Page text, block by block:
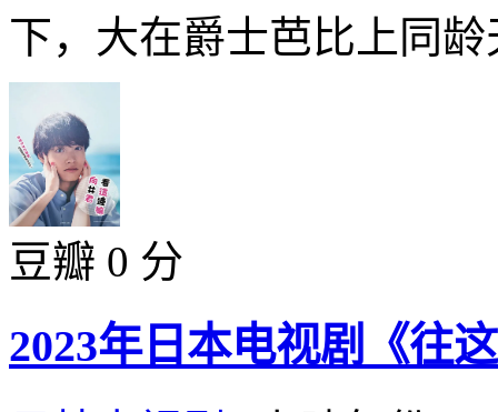
下，大在爵士芭比上同
豆瓣 0 分
2023年日本电视剧《往